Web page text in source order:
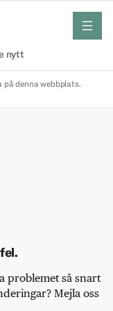
nytt
meny
på denna webbplats.
problemet så snart
Mejla oss